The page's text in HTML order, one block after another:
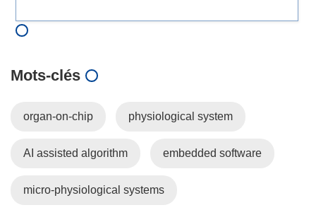
Mots‑clés
organ-on-chip physiological system
AI assisted algorithm embedded software
micro-physiological systems